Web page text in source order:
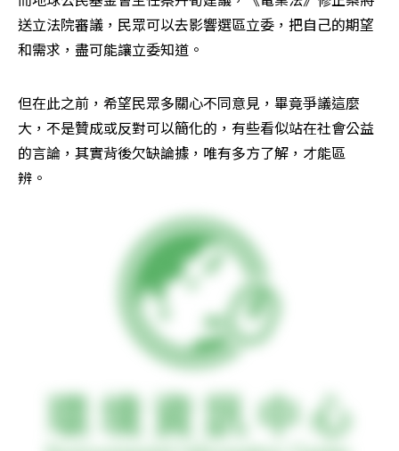
送立法院審議，民眾可以去影響選區立委，把自己的期望
和需求，盡可能讓立委知道。
但在此之前，希望民眾多關心不同意見，畢竟爭議這麼
大，不是贊成或反對可以簡化的，有些看似站在社會公益
的言論，其實背後欠缺論據，唯有多方了解，才能區
辨。